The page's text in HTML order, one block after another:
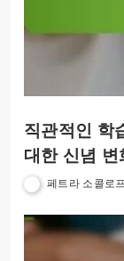
직관적인 학
대한 신념 변
페트라 소콜로